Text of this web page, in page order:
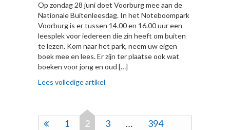
Op zondag 28 juni doet Voorburg mee aan de
Nationale Buitenleesdag. In het Noteboompark
Voorburg is er tussen 14.00 en 16.00 uur een
leesplek voor iedereen die zin heeft om buiten
te lezen. Kom naar het park, neem uw eigen
boek mee en lees. Er zijn ter plaatse ook wat
boeken voor jong en oud […]
Lees volledige artikel
1 2 3 …
394